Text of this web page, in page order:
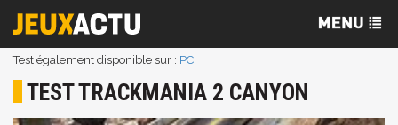
Test également disponible sur : PC
TEST TRACKMANIA 2 CANYON